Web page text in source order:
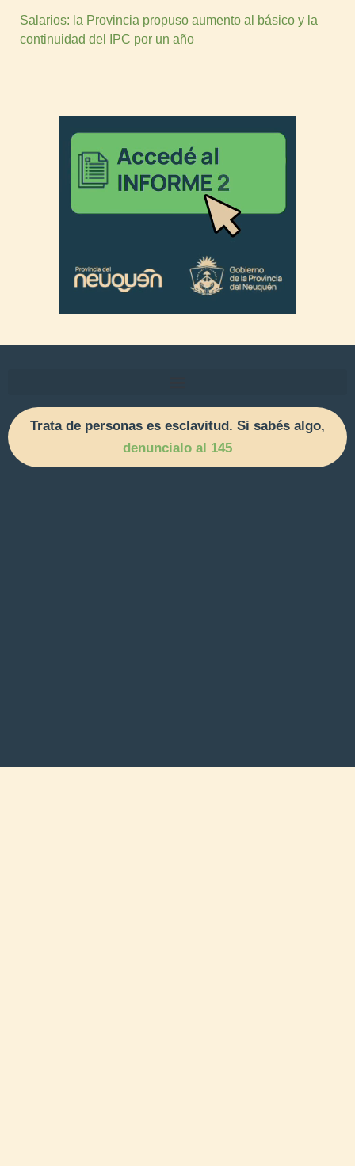
Salarios: la Provincia propuso aumento al básico y la
continuidad del IPC por un año
Trata de personas es esclavitud. Si sabés algo,
denuncialo al 145